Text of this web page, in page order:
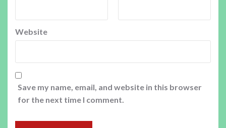
Website
Save my name, email, and website in this browser
for the next time I comment.